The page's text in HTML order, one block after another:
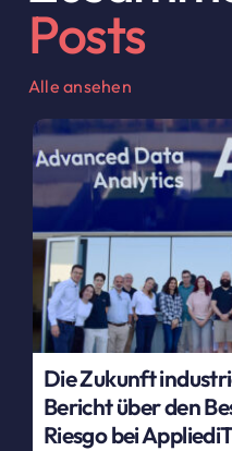
Posts
Alle ansehen
Die Zukunft
Bericht über den
Riesgo bei